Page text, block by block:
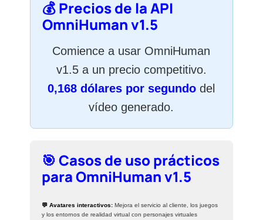
💰 Precios de la API
OmniHuman v1.5
Comience a usar OmniHuman
v1.5 a un precio competitivo.
0,168 dólares por segundo del
vídeo generado.
🎯 Casos de uso prácticos
para OmniHuman v1.5
💬 Avatares interactivos: Mejora el servicio al cliente, los juegos
y los entornos de realidad virtual con personajes virtuales